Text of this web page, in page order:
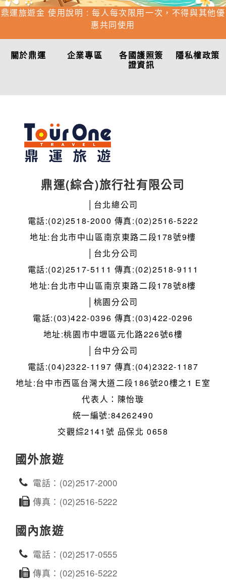
鼎運旅遊金 使用說明 : 每人每次限用一次，不得與其他優
惠共同使用
關於鼎運 企業專區
各國護照簽
證資訊
隱私權政策
鼎運(綜合)旅行社有限公司
│台北總公司
電話:(02)2518-2000 傳真:(02)2516-5222
地址:台北市中山區南京東路二段178號9樓
│台北分公司
電話:(02)2517-5111 傳真:(02)2518-9111
地址:台北市中山區南京東路二段178號8樓
│桃園分公司
電話:(03)422-0396 傳真:(03)422-0296
地址:桃園市中壢區元化路226號6樓
│台中分公司
電話:(04)2322-1197 傳真:(04)2322-1187
地址:台中市西區台灣大道二段186號20樓之1 E室
代表人：陳怡璇
統一編號:84262490
交觀綜2141號 品保北 0658
國外旅遊
電話：(02)2517-2000
傳真：(02)2516-5222
國內旅遊
電話：(02)2517-0555
傳真：(02)2516-5222